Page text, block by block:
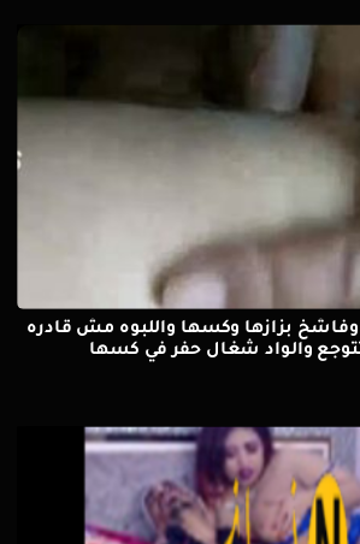
وفاشخ بزازها وكسها واللبوه مش قادره
والواد شغال حفر في كسها